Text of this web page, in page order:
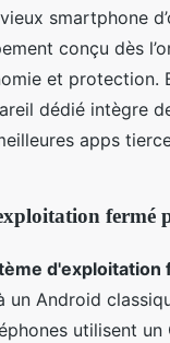
smartphone
conçu dès
et protection.
dédié intègre
apps
fermé
d'exploitation
un Android
utilisent un